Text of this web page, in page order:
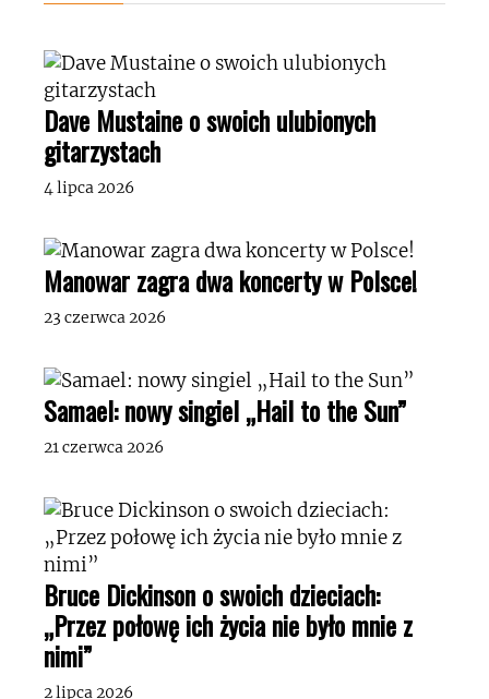
Dave Mustaine o swoich ulubionych
gitarzystach
4 lipca 2026
Manowar zagra dwa koncerty w Polsce!
23 czerwca 2026
Samael: nowy singiel „Hail to the Sun”
21 czerwca 2026
Bruce Dickinson o swoich dzieciach:
„Przez połowę ich życia nie było mnie z
nimi”
2 lipca 2026